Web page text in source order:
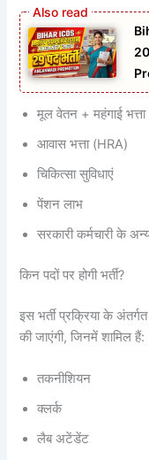
मूल वेतन + महंगाई
आवास भत्ता (HRA)
चिकित्सा सुविधाएं
पेंशन लाभ
सरकारी कर्मचारी के
किन पदों पर होगी भर्ती?
इस भर्ती प्रक्रिया के
की जाएंगी, जिनमें शामिल हैं:
तकनीशियन
क्लर्क
लैब अटेंडेंट